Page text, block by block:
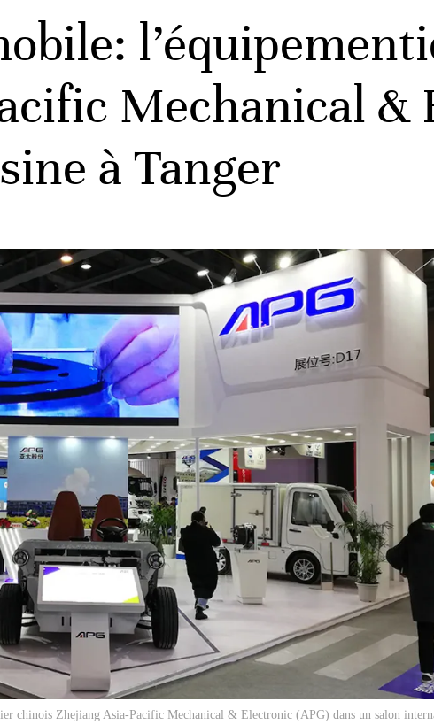
Mechanical &
à Tanger
chinois Zhejiang Asia-Pacific Mechanical & Electronic (APG) dans un salon